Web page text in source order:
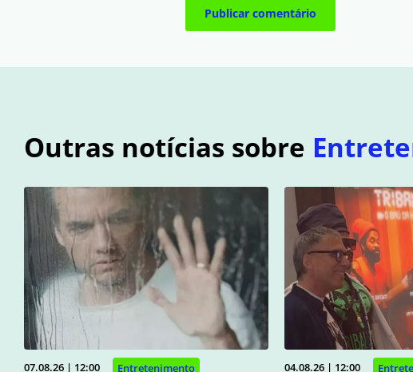
Outras notícias sobre
07.08.26 | 12:00 Entretenimento 04.08.26 | 12:00